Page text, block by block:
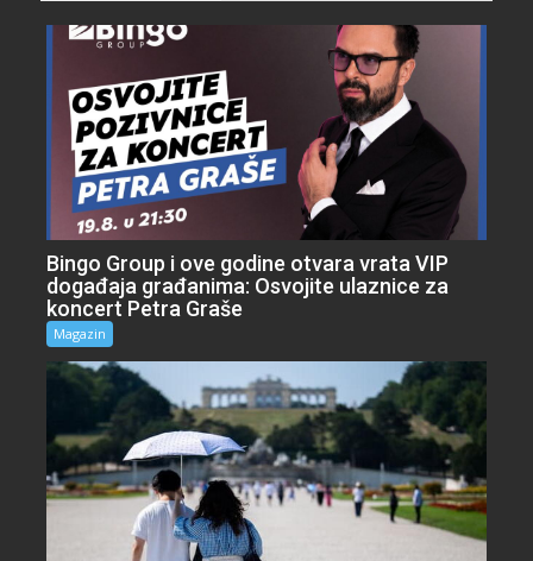
Bingo Group i ove godine otvara vrata VIP
događaja građanima: Osvojite ulaznice za
koncert Petra Graše
Magazin